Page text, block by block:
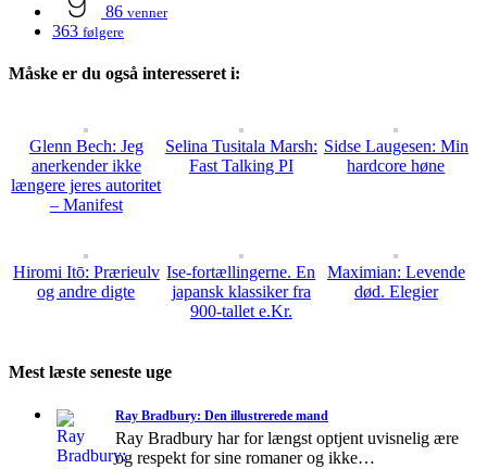
86 venner
363 følgere
Måske er du også interesseret i:
Glenn Bech: Jeg
anerkender ikke
længere jeres autoritet
– Manifest
Selina Tusitala Marsh:
Fast Talking PI
Sidse Laugesen: Min
hardcore høne
Hiromi Itō: Prærieulv
og andre digte
Ise-fortællingerne. En
japansk klassiker fra
900-tallet e.Kr.
Maximian: Levende
død. Elegier
Mest læste seneste uge
Ray Bradbury: Den illustrerede mand
Ray Bradbury har for længst optjent uvisnelig ære
og respekt for sine romaner og ikke…